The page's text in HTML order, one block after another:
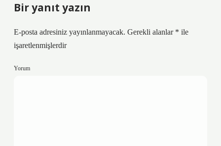
Bir yanıt yazın
E-posta adresiniz yayınlanmayacak. Gerekli alanlar * ile
işaretlenmişlerdir
Yorum